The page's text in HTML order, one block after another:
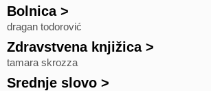
Bolnica>
dragan todorović
Zdravstvena knjižica>
tamara skrozza
Srednje slovo >